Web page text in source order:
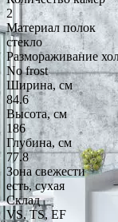
2
Материал полок
стекло
Размораживание
No frost
Ширина, см
84.6
Высота, см
186
Глубина, см
77.8
Зона свежести
есть, сухая
Склад
VS, TS, EF